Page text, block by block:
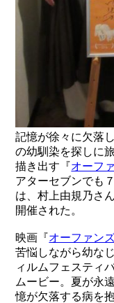
記憶が徐々に欠落
の幼馴染を探しに
描き出す『オーフ
アターセブンでも
は、村上由規乃さ
開催された。
映画『オーファン
苦悩しながら幼な
ィルムフェスティ
ムービー。夏が永
憶が欠落する病を